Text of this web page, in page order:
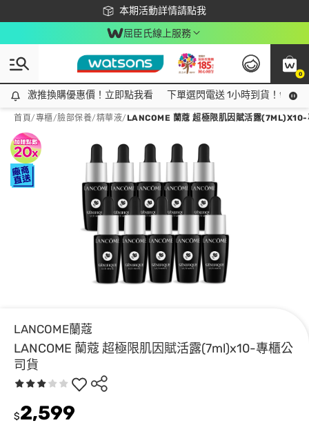
本期活動詳情請點我
下載app最高回饋$350
屈臣氏線上服務
0
激推換購優惠價！立即點我看
激推換購優惠價！立即點我看 下單選閃電送 1小時到貨！領神
首頁/專櫃/臉部保養/精華液/LANCOME 蘭蔻 超極限肌因賦活露(7ML)X10-
LANCOME蘭蔻
LANCOME 蘭蔻 超極限肌因賦活露(7ml)x10-專櫃公
司貨
$2,599